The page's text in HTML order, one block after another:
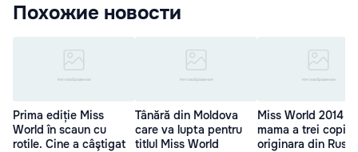
Похожие новости
Prima ediție Miss
World în scaun cu
rotile. Cine a câştigat
Tânără din Moldova
care va lupta pentru
titlul Miss World
Miss World 2014
mama a trei copii
originara din Rusia